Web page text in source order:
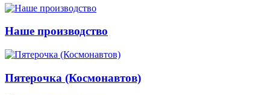
Наше производство
Пятерочка (Космонавтов)